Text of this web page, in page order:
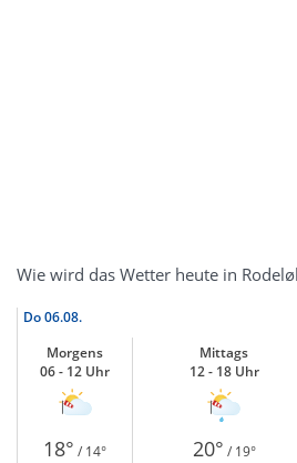
Wie wird das Wetter heute in
Do06.08.
Morgens
06 - 12 Uhr
Mittags
12 - 18 Uhr
18° / 14° 20° / 19°